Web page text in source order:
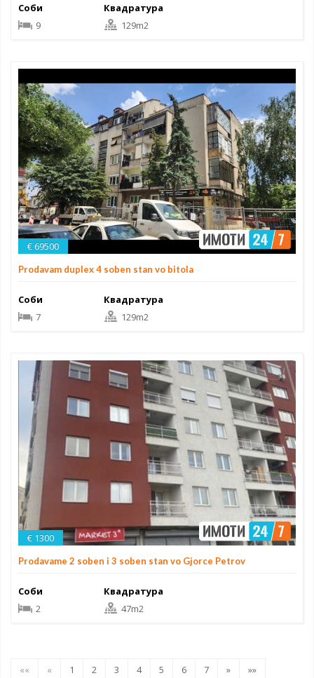
Соби
9
Квадратура
129m2
€ 69500
Prodavam duplex 4 soben stan vo bitola
Соби
7
Квадратура
129m2
€ 1300
Prodavame 2 soben i 3 soben stan vo Gjorce Petrov
Соби
2
Квадратура
47m2
«« « 1 2 3 4 5 6 7 » »»